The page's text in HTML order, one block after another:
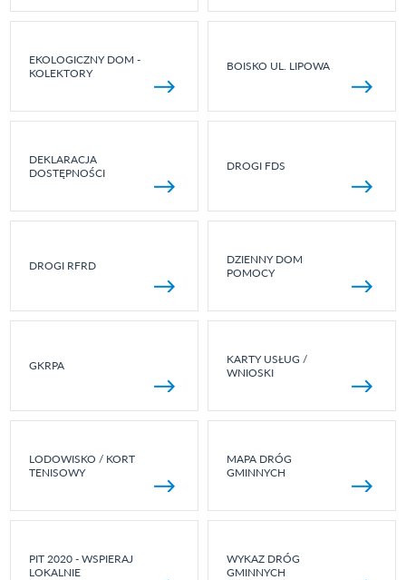
EKOLOGICZNY DOM -
KOLEKTORY
BOISKO UL. LIPOWA
DEKLARACJA
DOSTĘPNOŚCI
DROGI FDS
DROGI RFRD
DZIENNY DOM
POMOCY
GKRPA
KARTY USŁUG /
WNIOSKI
LODOWISKO / KORT
TENISOWY
MAPA DRÓG
GMINNYCH
PIT 2020 - WSPIERAJ
LOKALNIE
WYKAZ DRÓG
GMINNYCH